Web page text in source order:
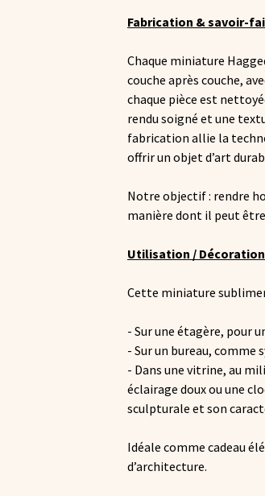
Fabrication & savoir-
Chaque miniature
couche après couche,
chaque pièce est
rendu soigné et une
fabrication allie la
offrir un objet d’art
Notre objectif : rendre
manière dont il peut
Utilisation / Décoration
Cette miniature
- Sur une étagère, pour
- Sur un bureau, comme
- Dans une vitrine, au
éclairage doux ou une
sculpturale et son
Idéale comme cadeau
d’architecture.